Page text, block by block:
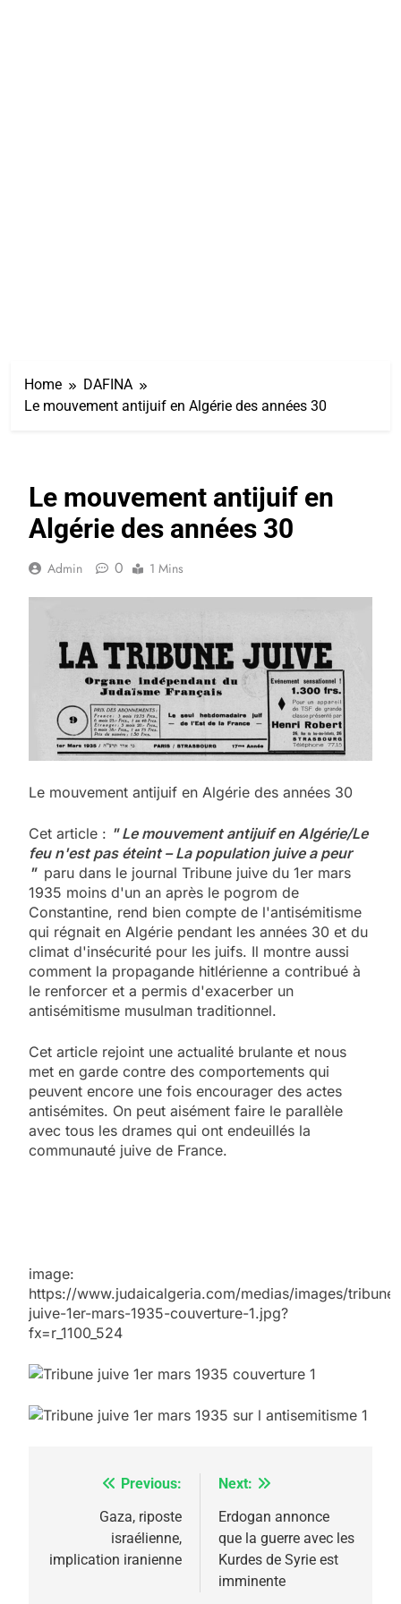
Home
DAFINA
Le mouvement antijuif en Algérie des années 30
Le mouvement antijuif en
Algérie des années 30
Admin 0 1 Mins
Le mouvement antijuif en Algérie des années 30
Cet article : " Le mouvement antijuif en Algérie/Le
feu n'est pas éteint – La population juive a peur
" paru dans le journal Tribune juive du 1er mars
1935 moins d'un an après le pogrom de
Constantine, rend bien compte de l'antisémitisme
qui régnait en Algérie pendant les années 30 et du
climat d'insécurité pour les juifs. Il montre aussi
comment la propagande hitlérienne a contribué à
le renforcer et a permis d'exacerber un
antisémitisme musulman traditionnel.
Cet article rejoint une actualité brulante et nous
met en garde contre des comportements qui
peuvent encore une fois encourager des actes
antisémites. On peut aisément faire le parallèle
avec tous les drames qui ont endeuillés la
communauté juive de France.
image:
https://www.judaicalgeria.com/medias/images/tribune-
juive-1er-mars-1935-couverture-1.jpg?
fx=r_1100_524
Navigation
l’article
Previous:
Gaza, riposte
israélienne,
implication iranienne
Next:
Erdogan annonce
que la guerre avec les
Kurdes de Syrie est
imminente
5
2025, l’année la plus
meurtrière selon le
rapport d’ADL contre
l’antisémitisme
FRANCE ISRAÉL
6
FIÈRE, DIGNE ET RÉSILIENTE :
POURQUOI JE REVENDIQUE
JUDAISME
Maroc : Les amandes de
Azilal consacrés produits
DAFINA MAROC
Oeil ravageur – Vanessa
De Loya Stauber
CINEMA ISRAÉL